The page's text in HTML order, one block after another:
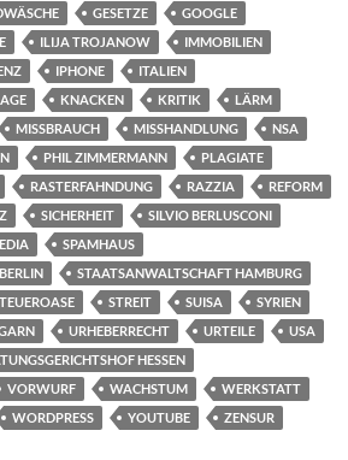
GESETZE
GOOGLE
ILIJA TROJANOW
IMMOBILIEN
IPHONE
ITALIEN
KNACKEN KRITIK
LÄRM
MISSBRAUCH MISSHANDLUNG
NSA
PHIL ZIMMERMANN
PLAGIATE
RASTERFAHNDUNG RAZZIA
REFORM
SICHERHEIT
SILVIO BERLUSCONI
SPAMHAUS
STAATSANWALTSCHAFT HAMBURG
STREIT SUISA
SYRIEN
URHEBERRECHT URTEILE
USA
HESSEN
VORWURF WACHSTUM
WERKSTATT
WORDPRESS YOUTUBE ZENSUR